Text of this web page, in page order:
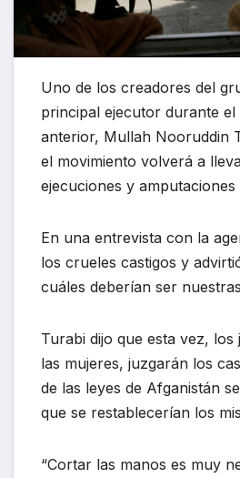
Uno de los creadores del
principal ejecutor durante el
anterior, Mullah Nooruddin
el movimiento volverá a
ejecuciones y
En una entrevista con la
los crueles castigos y
cuáles deberían ser
Turabi dijo que esta vez, los
las mujeres, juzgarán los
de las leyes de Afganistán
que se restablecerían los
“Cortar las manos es muy